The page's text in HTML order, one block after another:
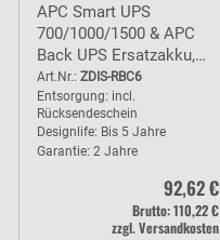
APC Smart UPS
700/1000/1500 & APC
Back UPS Ersatzakku,
baugleich RBC6 Akku - 2
Jahre Garantie
Art.Nr.: ZDIS-RBC6
Entsorgung: incl.
Rücksendeschein
Designlife: Bis 5 Jahre
Garantie: 2 Jahre
92,62 €
Brutto: 110,22 €
zzgl. Versandkosten